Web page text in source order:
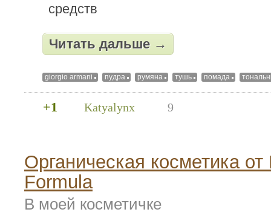
Читать дальше →
giorgio armani пудра румяна тушь помада
+1 Katyalynx 9
Органическая косметика от
Formula
В моей косметичке